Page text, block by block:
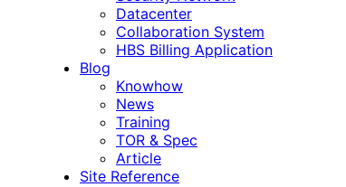
Datacenter
Collaboration System
HBS Billing Application
Blog
Knowhow
News
Training
TOR & Spec
Article
Site Reference